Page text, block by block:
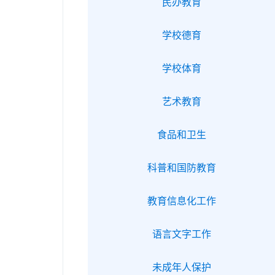
民办教育
学校德育
学校体育
艺术教育
食品和卫生
科普和国防教育
教育信息化工作
语言文字工作
未成年人保护